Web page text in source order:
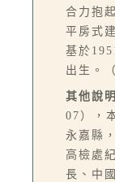
合力抱
平房式
基於
出生。
其他說
07），
永嘉縣
高檢處
長、中